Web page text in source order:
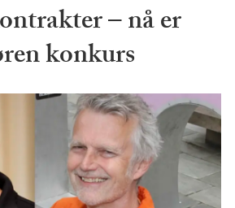
– nå er
konkurs